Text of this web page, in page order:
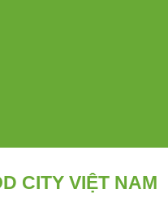
CITY VIỆT NAM